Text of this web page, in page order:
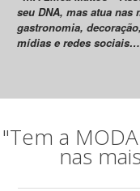
seu DNA, mas atua nas
gastronomia,
mídias e redes
"Tem a
nas